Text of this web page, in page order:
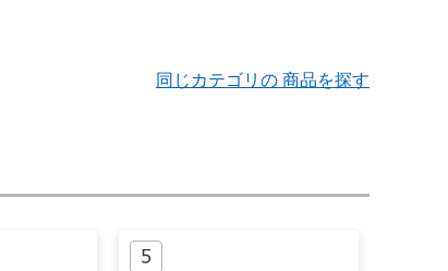
同じカテゴリの 商品を探す